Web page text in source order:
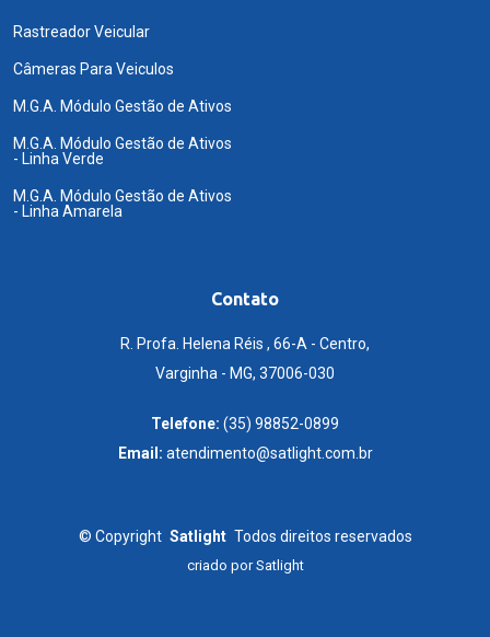
Rastreador Veicular
Câmeras Para Veiculos
M.G.A. Módulo Gestão de Ativos
M.G.A. Módulo Gestão de Ativos
- Linha Verde
M.G.A. Módulo Gestão de Ativos
- Linha Amarela
Contato
R. Profa. Helena Réis , 66-A - Centro,
Varginha - MG, 37006-030
Telefone: (35) 98852-0899
Email: atendimento@satlight.com.br
© Copyright Satlight Todos direitos reservados
criado porSatlight